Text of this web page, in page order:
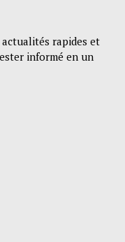
rapides et
informé en un